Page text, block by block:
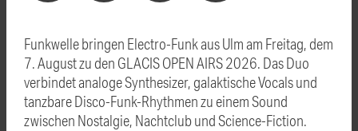
Funkwelle bringen Electro-Funk aus Ulm am Freitag, dem
7. August zu den GLACIS OPEN AIRS 2026. Das Duo
verbindet analoge Synthesizer, galaktische Vocals und
tanzbare Disco-Funk-Rhythmen zu einem Sound
zwischen Nostalgie, Nachtclub und Science-Fiction.